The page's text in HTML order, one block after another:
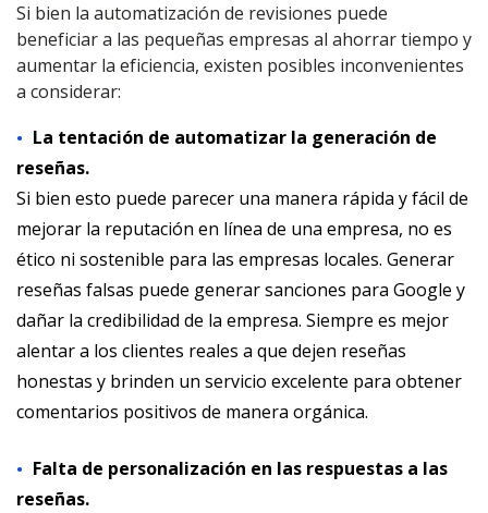
Si bien la automatización de revisiones puede
beneficiar a las pequeñas empresas al ahorrar tiempo y
aumentar la eficiencia, existen posibles inconvenientes
a considerar:
La tentación de automatizar la generación de
reseñas.
Si bien esto puede parecer una manera rápida y fácil de
mejorar la reputación en línea de una empresa, no es
ético ni sostenible para las empresas locales. Generar
reseñas falsas puede generar sanciones para Google y
dañar la credibilidad de la empresa. Siempre es mejor
alentar a los clientes reales a que dejen reseñas
honestas y brinden un servicio excelente para obtener
comentarios positivos de manera orgánica.
Falta de personalización en las respuestas a las
reseñas.